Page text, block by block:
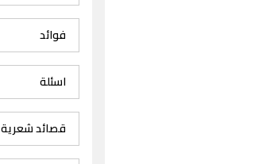
فوائد
اسئلة
قصائد شعرية